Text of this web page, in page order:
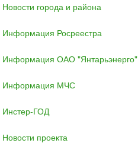
Новости города и района
Информация Росреестра
Информация ОАО "Янтарьэнерго"
Информация МЧС
Инстер-ГОД
Новости проекта